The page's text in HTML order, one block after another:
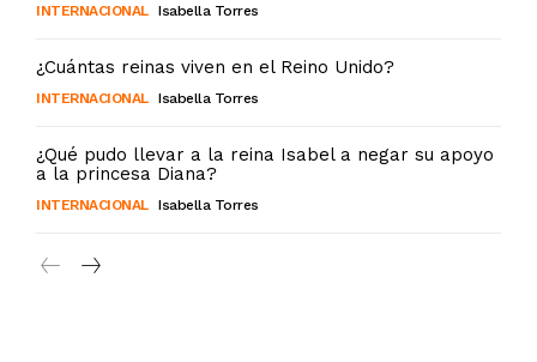
INTERNACIONAL Isabella Torres
¿Cuántas reinas viven en el Reino Unido?
INTERNACIONAL Isabella Torres
¿Qué pudo llevar a la reina Isabel a negar su apoyo
a la princesa Diana?
INTERNACIONAL Isabella Torres